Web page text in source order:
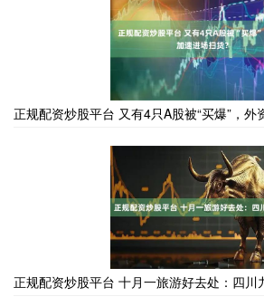
正规配资炒股平台 又有4只A股被“买爆”，外
正规配资炒股平台 十月一旅游好去处：四川